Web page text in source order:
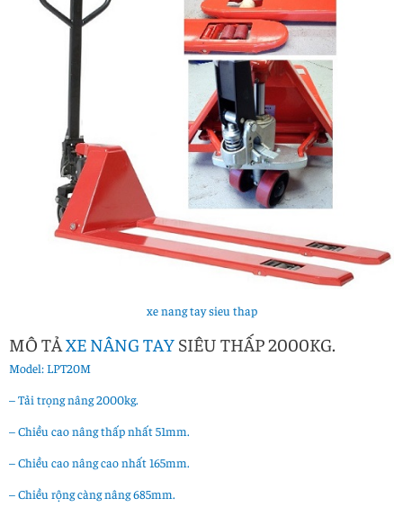
xe nang tay sieu thap
MÔ TẢ XE NÂNG TAY SIÊU THẤP 2000KG.
Model: LPT20M
– Tải trọng nâng 2000kg.
– Chiều cao nâng thấp nhất 51mm.
– Chiều cao nâng cao nhất 165mm.
– Chiều rộng càng nâng 685mm.